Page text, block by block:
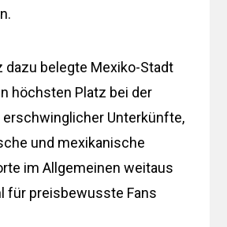
dazu belegte Mexiko-Stadt
höchsten Platz bei der
Unterkünfte,
und mexikanische
im Allgemeinen weitaus
für preisbewusste Fans